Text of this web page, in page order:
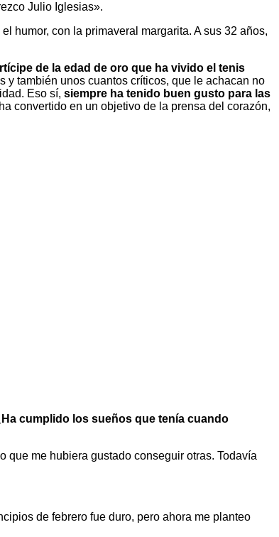
Julio Iglesias».
humor, con la primaveral margarita. A sus 32 años,
de la edad de oro que ha vivido el tenis
también unos cuantos críticos, que le achacan no
Eso sí, siempre ha tenido buen gusto para las
convertido en un objetivo de la prensa del corazón,
cumplido los sueños que tenía cuando
que me hubiera gustado conseguir otras. Todavía
de febrero fue duro, pero ahora me planteo